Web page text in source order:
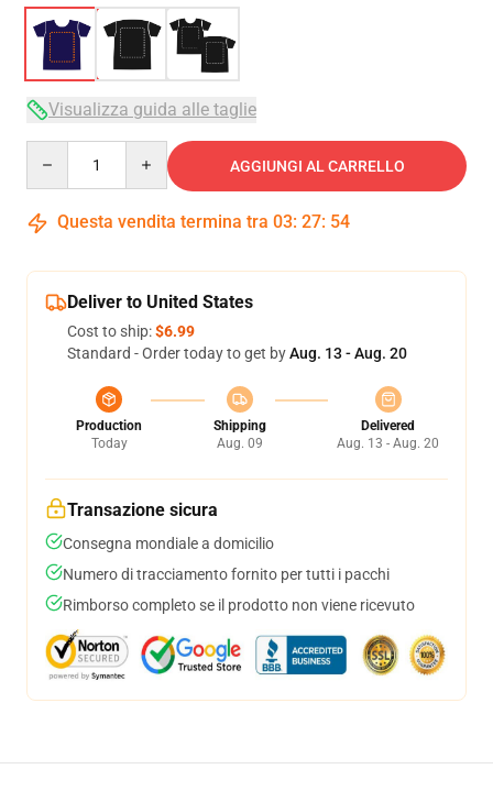
Visualizza guida alle taglie
AGGIUNGI AL CARRELLO
Questa vendita termina tra 03: 27: 53
Deliver to United States
Cost to ship:$6.99
Standard - Order today to get byAug. 13 - Aug. 20
Production
Today
Shipping
Aug. 09
Delivered
Aug. 13 - Aug. 20
Transazione sicura
Consegna mondiale a domicilio
Numero di tracciamento fornito per tutti i pacchi
Rimborso completo se il prodotto non viene ricevuto